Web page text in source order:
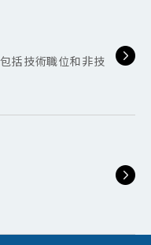
括技術職位和非技